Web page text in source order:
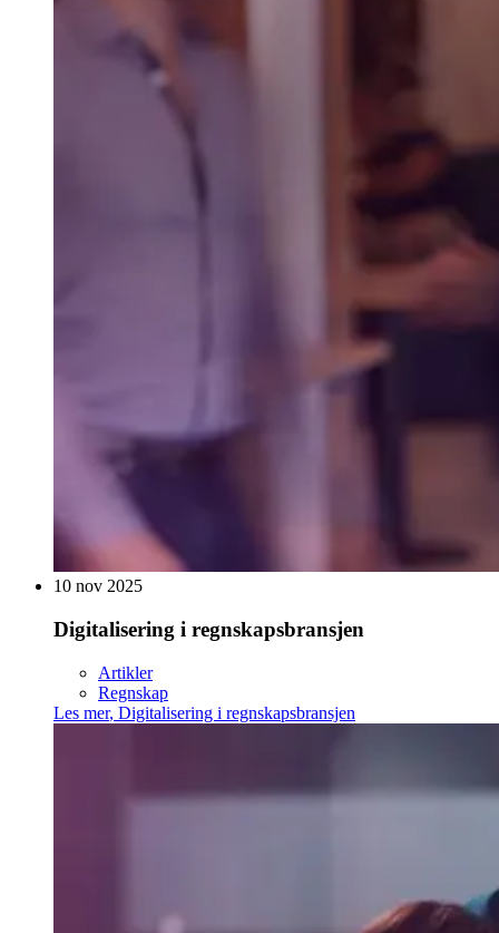
10 nov 2025
Digitalisering i regnskapsbransjen
Artikler
Regnskap
Les mer, Digitalisering i regnskapsbransjen